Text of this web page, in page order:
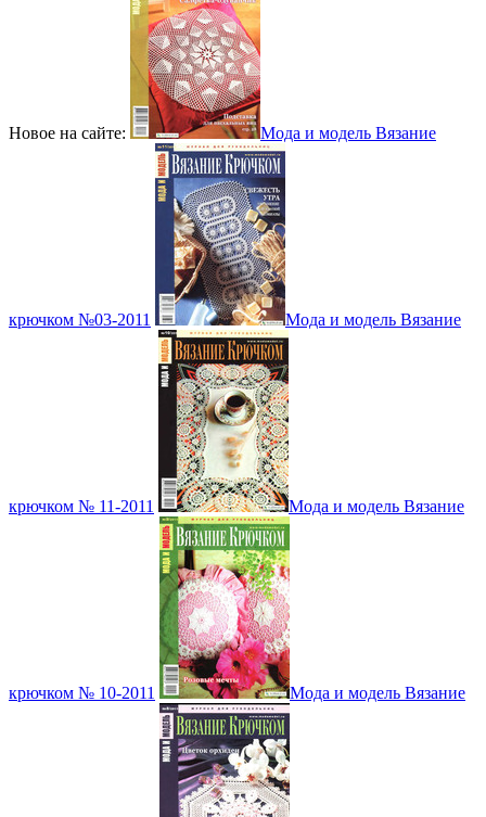
Новое на сайте: Мода и модель Вязание
крючком №03-2011 Мода и модель Вязание
крючком № 11-2011 Мода и модель Вязание
крючком № 10-2011 Мода и модель Вязание